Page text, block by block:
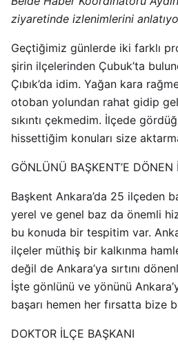
ziyaretinde izlenimlerini
Geçtiğimiz günlerde iki farklı
şirin ilçelerinden Çubuk’ta
Çıbık’da idim. Yağan kara
otoban yolundan rahat gidip
sıkıntı çekmedim. İlçede
hissettiğim konuları size
GÖNLÜNÜ BAŞKENT’E DÖNEN
Başkent Ankara’da 25 ilçeden
yerel ve genel baz da önemli
bu konuda bir tespitim var.
ilçeler müthiş bir kalkınma
değil de Ankara’ya sırtını
İşte gönlünü ve yönünü
başarı hemen her fırsatta bize
DOKTOR İLÇE BAŞKANI